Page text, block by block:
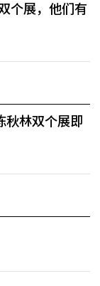
个展，他们有
秋林双个展即